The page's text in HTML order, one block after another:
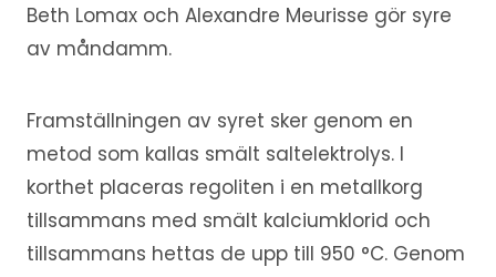
Beth Lomax och Alexandre Meurisse gör syre
av måndamm.
Framställningen av syret sker genom en
metod som kallas smält saltelektrolys. I
korthet placeras regoliten i en metallkorg
tillsammans med smält kalciumklorid och
tillsammans hettas de upp till 950 °C. Genom